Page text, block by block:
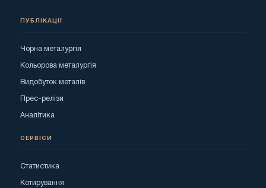
ПУБЛІКАЦІЇ
Чорна металургія
Кольорова металургія
Видобуток металів
Прес-релізи
Аналітика
СЕРВІСИ
Статистика
Котирування